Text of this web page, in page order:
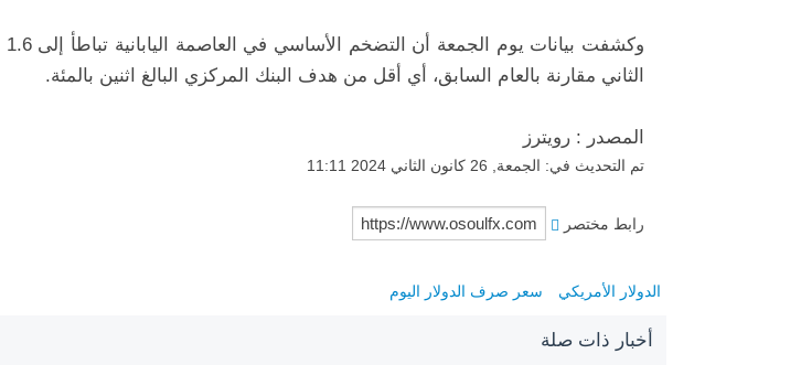
الثاني مقارنة بالعام السابق، أي أقل من هدف البنك المركزي البالغ اثنين بالمئة.
المصدر : رويترز
تم التحديث في: الجمعة, 26 كانون الثاني 2024 11:11
رابط مختصر
الدولار الأمريكي سعر صرف الدولار اليوم
أخبار ذات صلة